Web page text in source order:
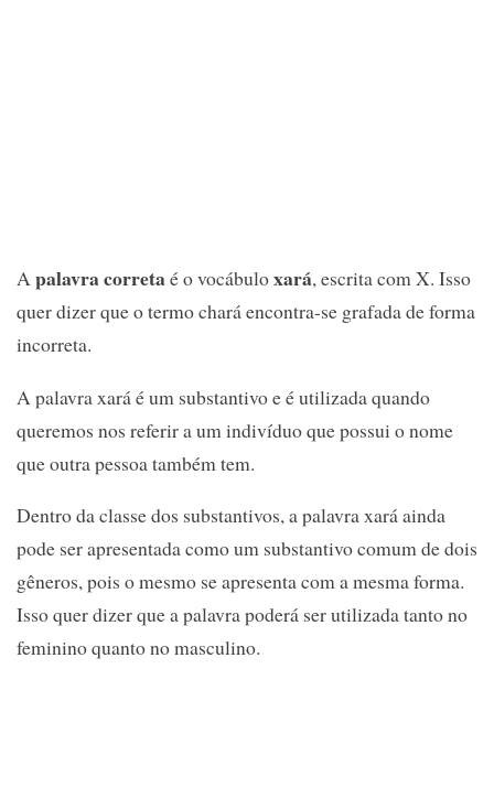
Apalavra corretaé o vocábuloxará, escrita com X. Isso
quer dizer que o termo chará encontra-se grafada de forma
incorreta.
A palavra xará é um substantivo e é utilizada quando
queremos nos referir a um indivíduo que possui o nome
que outra pessoa também tem.
Dentro da classe dos substantivos, a palavra xará ainda
pode ser apresentada como um substantivo comum de dois
gêneros, pois o mesmo se apresenta com a mesma forma.
Isso quer dizer que a palavra poderá ser utilizada tanto no
feminino quanto no masculino.